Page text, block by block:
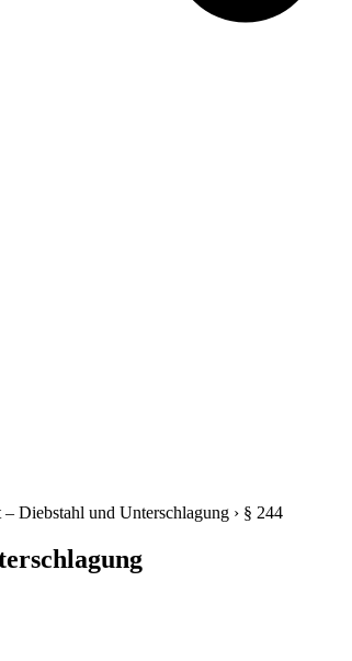
Diebstahl und Unterschlagung › § 244